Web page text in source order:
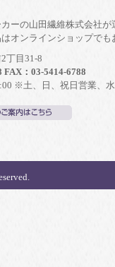
ーの山田繊維株式会社
オンラインショップで
丁目31-8
：03-5414-6788
※土、日、祝日営業、水